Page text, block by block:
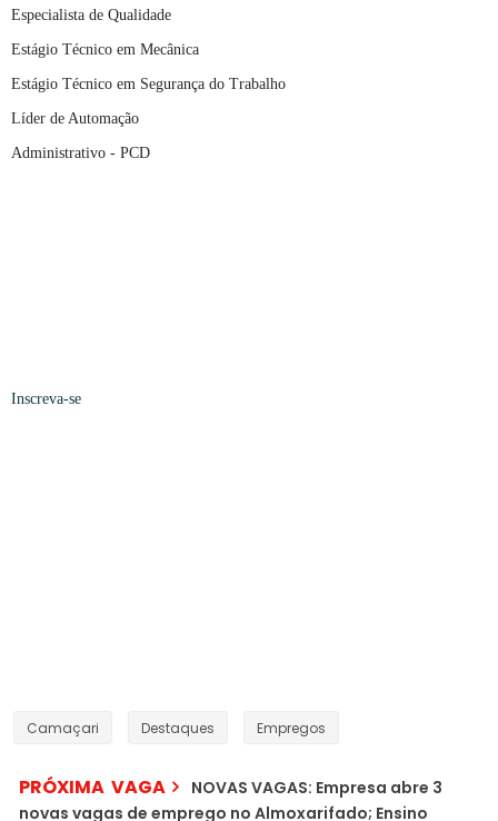
Especialista de Qualidade
Estágio Técnico em Mecânica
Estágio Técnico em Segurança do Trabalho
Líder de Automação
Administrativo - PCD
Inscreva-se
Camaçari Destaques Empregos
PRÓXIMA VAGA
NOVAS VAGAS: Empresa abre 3
novas vagas de emprego no Almoxarifado; Ensino